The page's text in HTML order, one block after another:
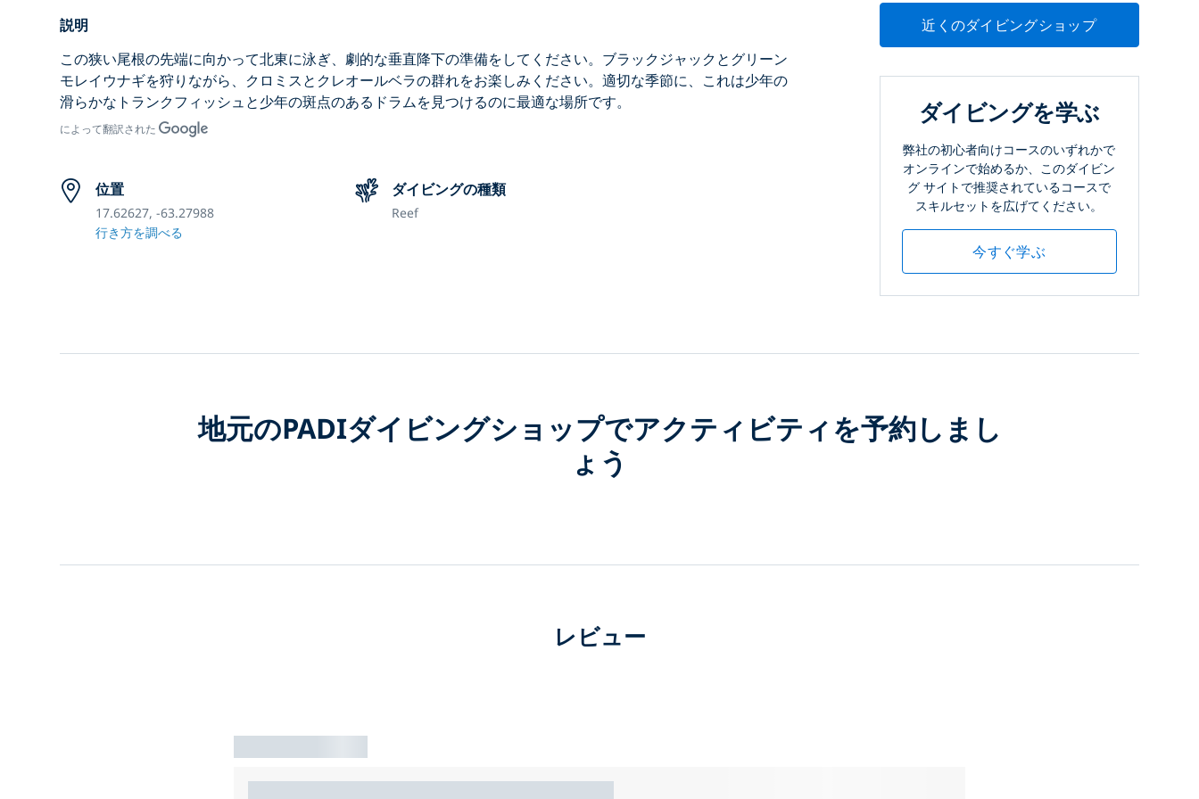
説明
この狭い尾根の先端に向かって北東に泳ぎ、劇的な垂直降下の準備をしてください。ブラックジャックとグリーン
モレイウナギを狩りながら、クロミスとクレオールベラの群れをお楽しみください。適切な季節に、これは少年の
滑らかなトランクフィッシュと少年の斑点のあるドラムを見つけるのに最適な場所です。
によって翻訳された
位置
17.62627, -63.27988
行き方を調べる
ダイビングの種類
Reef
近くのダイビングショップ
ダイビングを学ぶ
弊社の初心者向けコースのいずれかで
オンラインで始めるか、このダイビン
グ サイトで推奨されているコースで
スキルセットを広げてください。
今すぐ学ぶ
地元のPADIダイビングショップでアクティビティを予約しまし
ょう
レビュー